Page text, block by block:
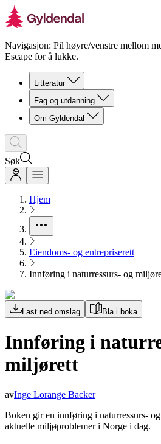
Navigasjon: Pil høyre/venstre mellom
Escape for å lukke.
Litteratur
Fag og utdanning
Om Gyldendal
Søk
Hjem
Eiendoms- og entrepriserett
Innføring i naturressurs- og
Last ned omslag Bla i boka
Innføring i
miljørett
avInge Lorange Backer
Boken gir en innføring i naturressurs-
aktuelle miljøproblemer i Norge i dag.